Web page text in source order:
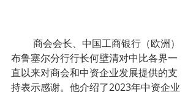
商会会长、中国工商银行（欧洲）
布鲁塞尔分行行长何壁清对中比各界一
直以来对商会和中资企业发展提供的支
持表示感谢。他介绍了2023年中资企业